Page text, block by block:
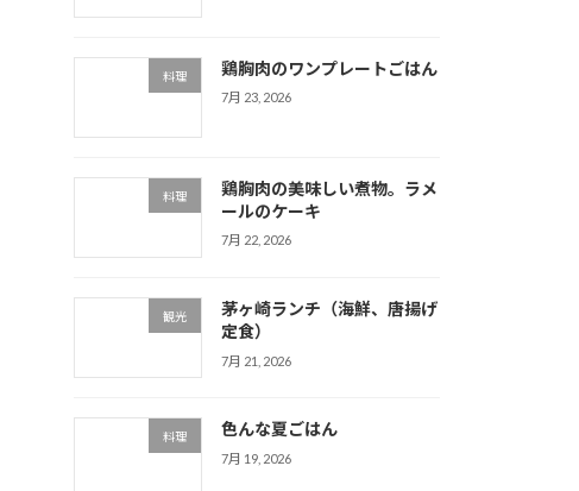
料理 鶏胸肉のワンプレートごはん
7月 23, 2026
料理
鶏胸肉の美味しい煮物。ラメ
ールのケーキ
7月 22, 2026
観光
茅ヶ崎ランチ（海鮮、唐揚げ
定食）
7月 21, 2026
料理 色んな夏ごはん
7月 19, 2026